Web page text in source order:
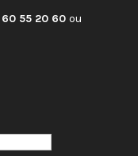
55 20 60 ou